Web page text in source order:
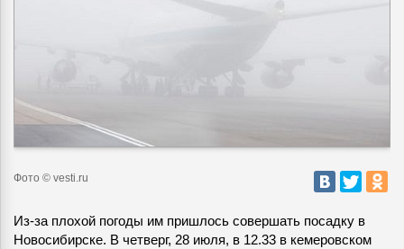
Фото © vesti.ru
Из-за плохой погоды им пришлось совершать посадку в
Новосибирске. В четверг, 28 июля, в 12.33 в кемеровском